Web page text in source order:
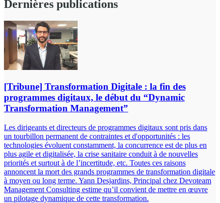
Dernières publications
[Tribune] Transformation Digitale : la fin des
programmes digitaux, le début du “Dynamic
Transformation Management”
Les dirigeants et directeurs de programmes digitaux sont pris dans
un tourbillon permanent de contraintes et d'opportunités : les
technologies évoluent constamment, la concurrence est de plus en
plus agile et digitalisée, la crise sanitaire conduit à de nouvelles
priorités et surtout à de l’incertitude, etc. Toutes ces raisons
annoncent la mort des grands programmes de transformation digitale
à moyen ou long terme. Yann Desjardins, Principal chez Devoteam
Management Consulting estime qu’il convient de mettre en œuvre
un pilotage dynamique de cette transformation.